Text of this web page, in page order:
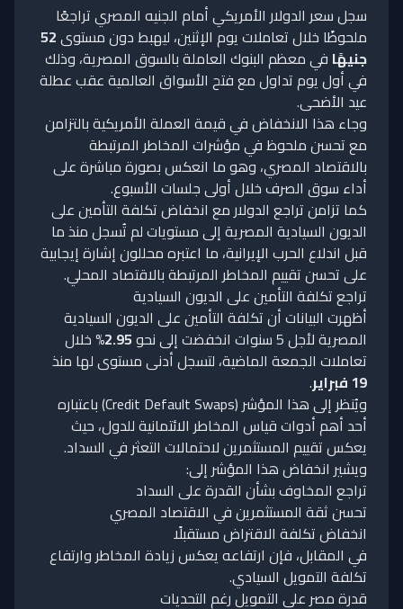
سجل سعر الدولار الأمريكي أمام الجنيه المصري تراجعًا
ملحوظًا خلال تعاملات يوم الإثنين، ليهبط دون مستوى52
جنيهًا في معظم البنوك العاملة بالسوق المصرية، وذلك
في أول يوم تداول مع فتح الأسواق العالمية عقب عطلة
عيد الأضحى.
وجاء هذا الانخفاض في قيمة العملة الأمريكية بالتزامن
مع تحسن ملحوظ في مؤشرات المخاطر المرتبطة
بالاقتصاد المصري، وهو ما انعكس بصورة مباشرة على
أداء سوق الصرف خلال أولى جلسات الأسبوع.
كما تزامن تراجع الدولار مع انخفاض تكلفة التأمين على
الديون السيادية المصرية إلى مستويات لم تُسجل منذ ما
قبل اندلاع الحرب الإيرانية، ما اعتبره محللون إشارة إيجابية
على تحسن تقييم المخاطر المرتبطة بالاقتصاد المحلي.
تراجع تكلفة التأمين على الديون السيادية
أظهرت البيانات أن تكلفة التأمين على الديون السيادية
المصرية لأجل 5 سنوات انخفضت إلى نحو
2.95% خلال
تعاملات الجمعة الماضية، لتسجل أدنى مستوى لها منذ
19 فبراير
.
ويُنظر إلى هذا المؤشر (Credit Default Swaps) باعتباره
أحد أهم أدوات قياس المخاطر الائتمانية للدول، حيث
يعكس تقييم المستثمرين لاحتمالات التعثر في السداد.
ويشير انخفاض هذا المؤشر إلى:
تراجع المخاوف بشأن القدرة على السداد
تحسن ثقة المستثمرين في الاقتصاد المصري
انخفاض تكلفة الاقتراض مستقبلًا
في المقابل، فإن ارتفاعه يعكس زيادة المخاطر وارتفاع
تكلفة التمويل السيادي.
قدرة مصر على التمويل رغم التحديات